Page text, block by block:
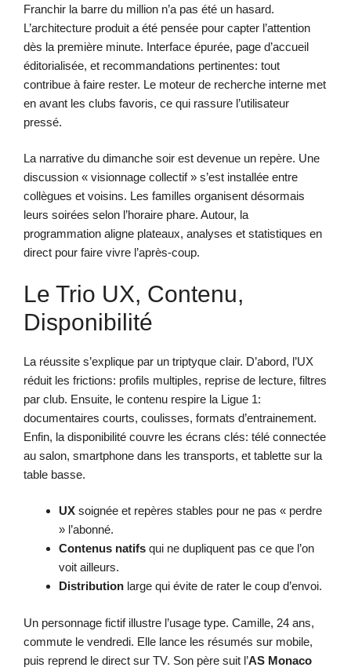
Franchir la barre du million n’a pas été un hasard.
L’architecture produit a été pensée pour capter l’attention
dès la première minute. Interface épurée, page d’accueil
éditorialisée, et recommandations pertinentes: tout
contribue à faire rester. Le moteur de recherche interne met
en avant les clubs favoris, ce qui rassure l’utilisateur
pressé.
La narrative du dimanche soir est devenue un repère. Une
discussion « visionnage collectif » s’est installée entre
collègues et voisins. Les familles organisent désormais
leurs soirées selon l’horaire phare. Autour, la
programmation aligne plateaux, analyses et statistiques en
direct pour faire vivre l’après-coup.
Le Trio UX, Contenu,
Disponibilité
La réussite s’explique par un triptyque clair. D’abord, l’UX
réduit les frictions: profils multiples, reprise de lecture, filtres
par club. Ensuite, le contenu respire la Ligue 1:
documentaires courts, coulisses, formats d’entrainement.
Enfin, la disponibilité couvre les écrans clés: télé connectée
au salon, smartphone dans les transports, et tablette sur la
table basse.
UX soignée et repères stables pour ne pas « perdre
» l’abonné.
Contenus natifs qui ne dupliquent pas ce que l’on
voit ailleurs.
Distribution large qui évite de rater le coup d’envoi.
Un personnage fictif illustre l’usage type. Camille, 24 ans,
commute le vendredi. Elle lance les résumés sur mobile,
puis reprend le direct sur TV. Son père suit l’AS Monaco